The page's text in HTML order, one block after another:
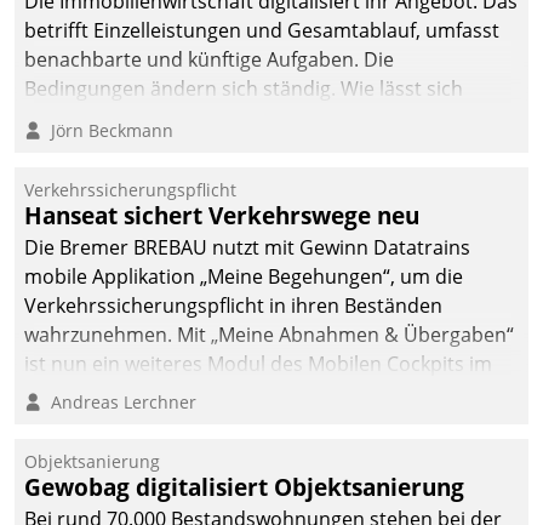
betrifft Einzelleistungen und Gesamtablauf, umfasst
benachbarte und künftige Aufgaben. Die
Bedingungen ändern sich ständig. Wie lässt sich
technisch die Kontrolle wahren und zugleich Freiraum
fürs Wachsen öffnen?
Jörn Beckmann
Verkehrssicherungspflicht
Hanseat sichert Verkehrswege neu
Die Bremer BREBAU nutzt mit Gewinn Datatrains
mobile Applikation „Meine Begehungen“, um die
Verkehrssicherungspflicht in ihren Beständen
wahrzunehmen. Mit „Meine Abnahmen & Übergaben“
ist nun ein weiteres Modul des Mobilen Cockpits im
Einsatz.
Andreas Lerchner
Objektsanierung
Gewobag digitalisiert Objektsanierung
Bei rund 70.000 Bestandswohnungen stehen bei der